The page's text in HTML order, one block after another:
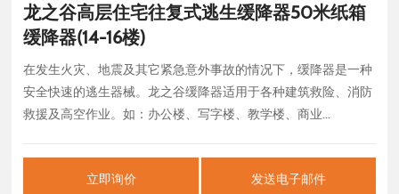
龙之谷高层住宅往复式逃生缓降器50米纸箱
缓降器(14-16楼)
在发生火灾、地震及其它紧急意外事故的情况下，缓降器是一种
安全快速的逃生器械。龙之谷缓降器适用于各种建筑救险、消防
救援及高空作业。如：办公楼、写字楼、教学楼、商业...
立即询价 发送电子邮件